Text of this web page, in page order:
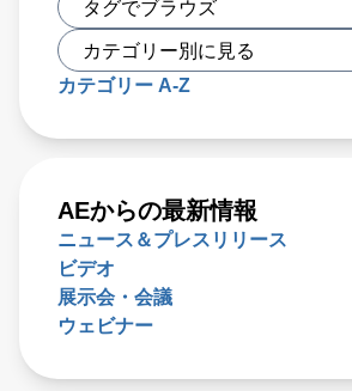
カテゴリー A-Z
AEからの最新情報
ニュース＆プレスリリース
ビデオ
展示会・会議
ウェビナー